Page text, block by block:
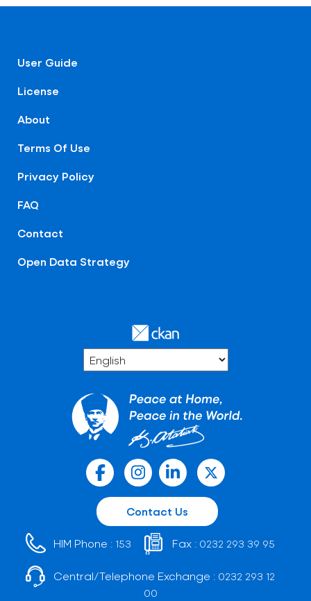
User Guide
License
About
Terms Of Use
Privacy Policy
FAQ
Contact
Open Data Strategy
Contact Us
HIM Phone : 153 Fax : 0232 293 39 95
Central/Telephone Exchange : 0232 293 12
00